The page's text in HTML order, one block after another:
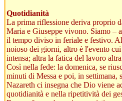
Quotidianità
La prima riflessione deriva proprio
Maria e Giuseppe vivono. Siamo –
il tempo diviso in feriale e festivo.
noioso dei giorni, altro è l'evento
intensa; altra la fatica del lavoro
Così nella fede: la domenica, se
minuti di Messa e poi, in settimana,
Nazareth ci insegna che Dio viene
quotidianità e nella ripetitività dei